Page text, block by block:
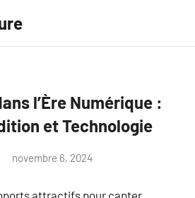
l’Ère Numérique :
et Technologie
novembre 6, 2024
attractifs pour capter